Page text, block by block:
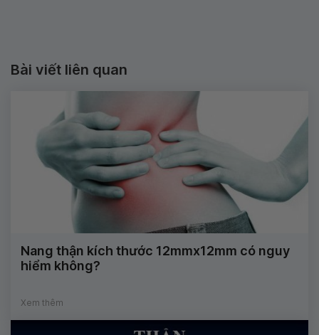
Bài viết liên quan
Nang thận kích thước 12mmx12mm có nguy
hiểm không?
Xem thêm